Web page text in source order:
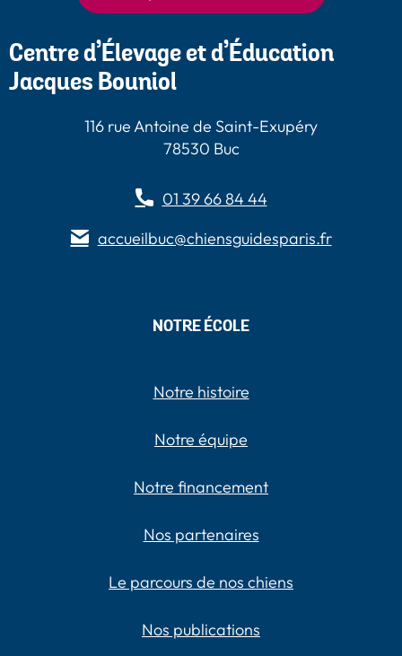
Centre d’Élevage et d’Éducation
Jacques Bouniol
116 rue Antoine de Saint-Exupéry
78530 Buc
01 39 66 84 44
accueilbuc@chiensguidesparis.fr
NOTRE ÉCOLE
Notre histoire
Notre équipe
Notre financement
Nos partenaires
Le parcours de nos chiens
Nos publications